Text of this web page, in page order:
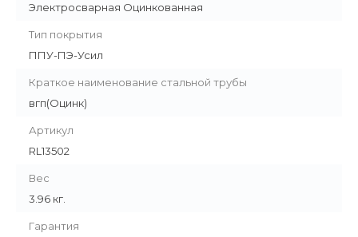
Электросварная Оцинкованная
Тип покрытия
ППУ-ПЭ-Усил
Краткое наименование стальной трубы
вгп(Оцинк)
Артикул
RL13502
Вес
3.96 кг.
Гарантия